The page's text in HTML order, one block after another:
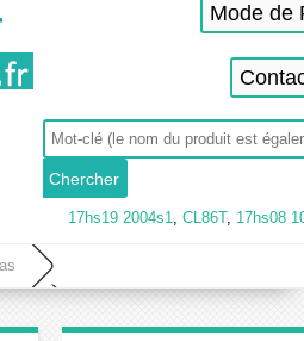
Mode de
17hs19 2004s1, CL86T, 17hs08